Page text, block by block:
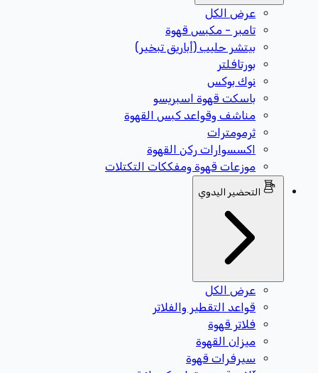
عرض الكل
تامبر - مكبس قهوة
بيتشر حليب (أباريق تبخير)
بورتافلتر
نوك بوكس
باسكت قهوة اسبريسو
مناشف وقواعد كبس القهوة
ثرمومترات
اكسسوارات ركن القهوة
موزعات قهوة ومفككات التكتلات
التحضير اليدوي
عرض الكل
قواعد التقطير والفلاتر
فلاتر قهوة
ميزان القهوة
سيرفرات قهوة